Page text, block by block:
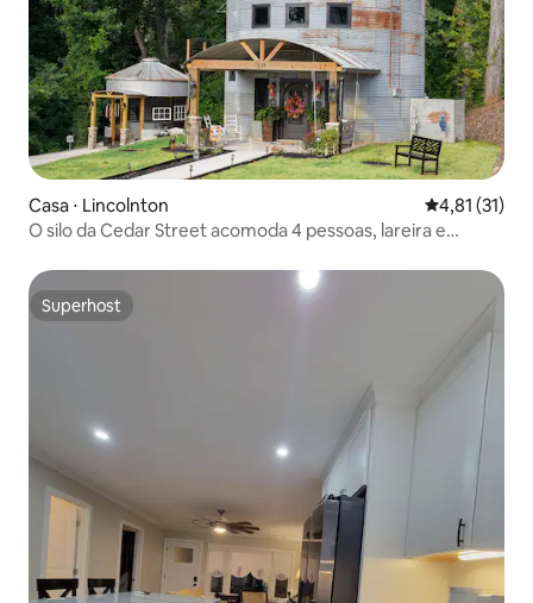
Casa ⋅ Lincolnton 4,81 de uma
4,81 (31)
O silo da Cedar Street acomoda 4 pessoas, lareira e
Superhost
Superhost